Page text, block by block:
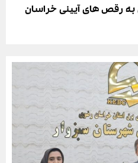
رقص های آیینی خراسان